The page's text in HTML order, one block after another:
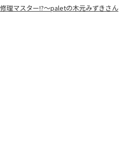
理マスター!?～paletの木元みずきさん